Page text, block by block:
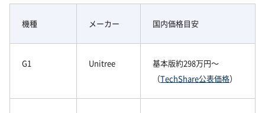
機種 メーカー 国内価格目安
G1 Unitree
基本版約298万円〜
（TechShare公表価格）